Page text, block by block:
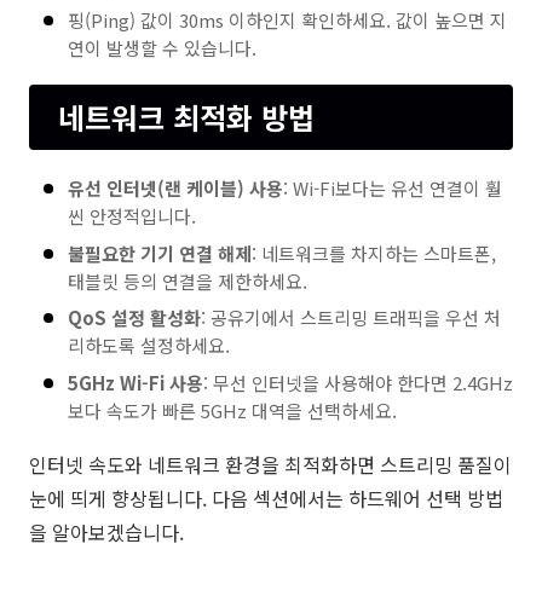
핑(Ping) 값이 30ms 이하인지 확인하세요. 값이 높으면 지
연이 발생할 수 있습니다.
네트워크 최적화 방법
유선 인터넷(랜 케이블) 사용: Wi-Fi보다는 유선 연결이 훨
씬 안정적입니다.
불필요한 기기 연결 해제: 네트워크를 차지하는 스마트폰,
태블릿 등의 연결을 제한하세요.
QoS 설정 활성화: 공유기에서 스트리밍 트래픽을 우선 처
리하도록 설정하세요.
5GHz Wi-Fi 사용: 무선 인터넷을 사용해야 한다면 2.4GHz
보다 속도가 빠른 5GHz 대역을 선택하세요.
인터넷 속도와 네트워크 환경을 최적화하면 스트리밍 품질이
눈에 띄게 향상됩니다. 다음 섹션에서는 하드웨어 선택 방법
을 알아보겠습니다.